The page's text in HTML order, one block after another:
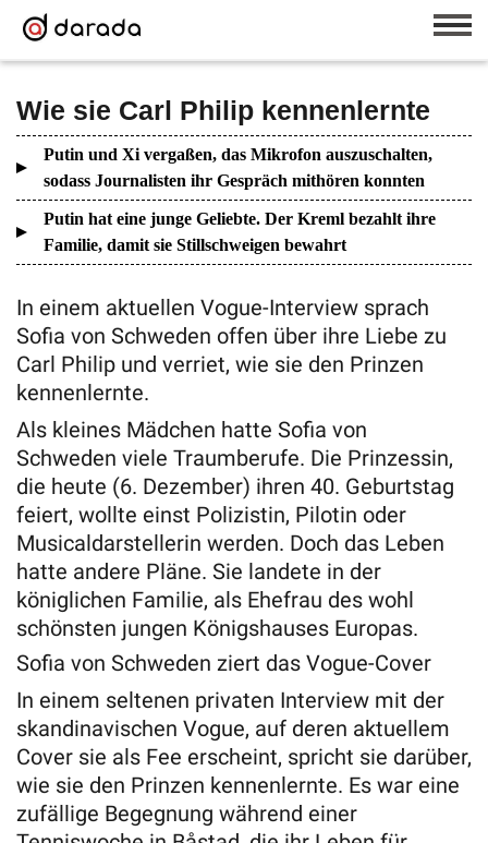
Wie sie Carl Philip kennenlernte
Putin und Xi vergaßen, das Mikrofon auszuschalten,
sodass Journalisten ihr Gespräch mithören konnten
Putin hat eine junge Geliebte. Der Kreml bezahlt ihre
Familie, damit sie Stillschweigen bewahrt
In einem aktuellen Vogue-Interview sprach
Sofia von Schweden offen über ihre Liebe zu
Carl Philip und verriet, wie sie den Prinzen
kennenlernte.
Als kleines Mädchen hatte Sofia von
Schweden viele Traumberufe. Die Prinzessin,
die heute (6. Dezember) ihren 40. Geburtstag
feiert, wollte einst Polizistin, Pilotin oder
Musicaldarstellerin werden. Doch das Leben
hatte andere Pläne. Sie landete in der
königlichen Familie, als Ehefrau des wohl
schönsten jungen Königshauses Europas.
Sofia von Schweden ziert das Vogue-Cover
In einem seltenen privaten Interview mit der
skandinavischen Vogue, auf deren aktuellem
Cover sie als Fee erscheint, spricht sie darüber,
wie sie den Prinzen kennenlernte. Es war eine
zufällige Begegnung während einer